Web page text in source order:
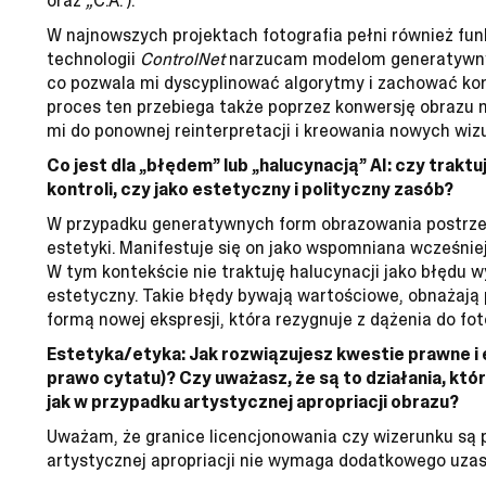
W najnowszych projektach fotografia pełni również
technologii ControlNetnarzucam modelom
co pozwala mi dyscyplinować algorytmy i zachować
proces ten przebiega także poprzez konwersję obrazu
mi do ponownej reinterpretacji i kreowania nowych
Co jest dla „błędem” lub „halucynacją” AI: czy
kontroli, czy jako estetyczny i polityczny zasób?
W przypadku generatywnych form obrazowania
estetyki. Manifestuje się on jako wspomniana
W tym kontekście nie traktuję halucynacji jako błędu
estetyczny. Takie błędy bywają wartościowe,
formą nowej ekspresji, która rezygnuje z dążenia do
Estetyka/etyka: Jak rozwiązujesz kwestie prawne
prawo cytatu)? Czy uważasz, że są to działania,
jak w przypadku artystycznej apropriacji obrazu?
Uważam, że granice licencjonowania czy wizerunku są
artystycznej apropriacji nie wymaga dodatkowego